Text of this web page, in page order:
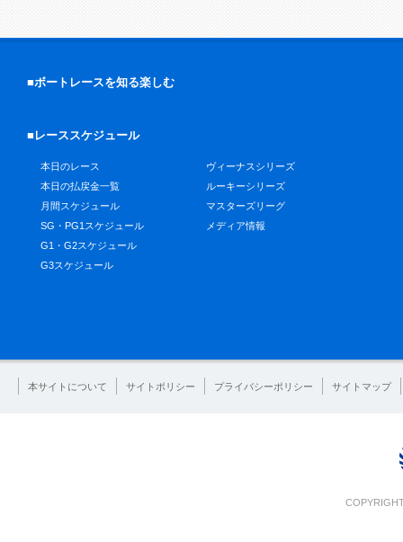
■ボートレースを知る楽しむ
■レーススケジュール
本日のレース
本日の払戻金一覧
月間スケジュール
SG・PG1スケジュール
G1・G2スケジュール
G3スケジュール
ヴィーナスシリーズ
ルーキーシリーズ
マスターズリーグ
メディア情報
本サイトについて サイトポリシー プライバシーポリシー サイトマップ